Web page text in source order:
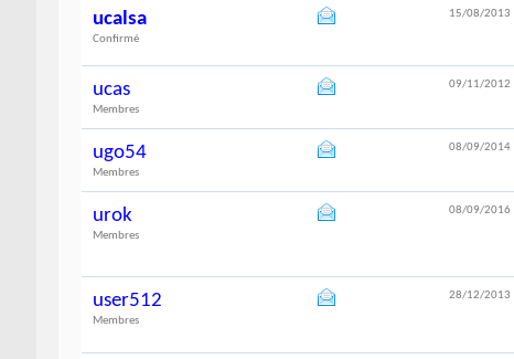
ucalsa
Confirmé
15/08/2013
ucas
Membres
09/11/2012
ugo54
Membres
08/09/2014
urok
Membres
08/09/2016
user512
Membres
28/12/2013